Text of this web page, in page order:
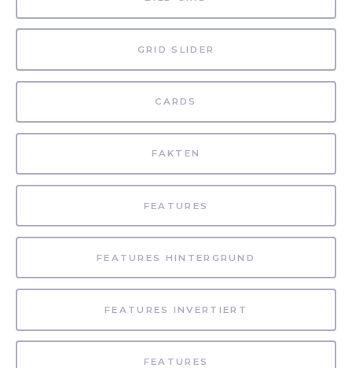
GRID SLIDER
CARDS
FAKTEN
FEATURES
FEATURES HINTERGRUND
FEATURES INVERTIERT
FEATURES